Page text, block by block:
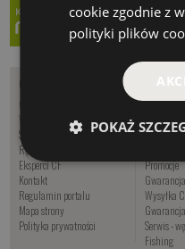
Współpraca
Sklep wędkarski Warszawa
Rękodzieło wędkarskie
Eksperci CF
Kontakt
Regulamin portalu
Mapa strony
Polityka prywatności
Zakupy
Wędkuj z
Oferta
Promocje
Wysyłka
Serwis -
Fishing
cookie zgodnie z
polityki plików
POKAŻ